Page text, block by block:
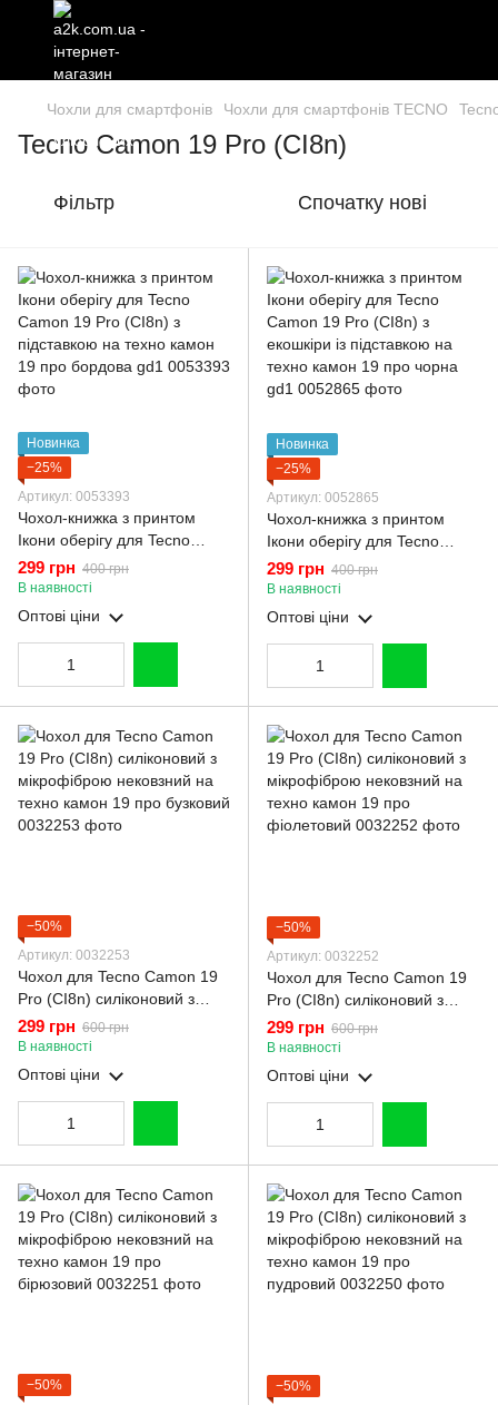
Чохли для смартфонів Чохли для смартфонів TECNO
Tecno Camon 19 Pro (CI8n)
Фільтр Спочатку нові
Новинка
−25%
Артикул: 0053393
Чохол-книжка з принтом
Ікони оберігу для Tecno
Camon 19 Pro (CI8n) з
підставкою на техно камон
19 про бордова gd1
299 грн 400 грн
В наявності
Оптові ціни
Новинка
−25%
Артикул: 0052865
Чохол-книжка з принтом
Ікони оберігу для Tecno
Camon 19 Pro (CI8n) з
екошкіри із підставкою на
техно камон 19 про чорна
299 грн 400 грн
В наявності
Оптові ціни
−50%
Артикул: 0032253
Чохол для Tecno Camon 19
Pro (CI8n) силіконовий з
мікрофіброю нековзний на
техно камон 19 про бузковий
299 грн 600 грн
В наявності
Оптові ціни
−50%
Артикул: 0032252
Чохол для Tecno Camon 19
Pro (CI8n) силіконовий з
мікрофіброю нековзний на
техно камон 19 про
фіолетовий
299 грн 600 грн
В наявності
Оптові ціни
−50%
−50%